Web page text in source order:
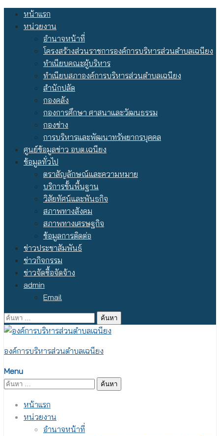
Skip หน้าแรก
หน่วยงาน
อำนาจหน้าที่
โครงสร้างส่วนราชการองค์การบริหารส่วนตำบลเฉนียง
ทำเนียบคณะผู้บริหาร
ทำเนียบสภาองค์การบริหารส่วนตำบลเฉนียง
สำนักปลัด
กองคลัง
กองการศึกษา ศาสนาและวัฒนธรรม
กองช่าง
การบริหารและพัฒนาทรัพยากรบุคคล
ศูนย์ข้อมูลข่าว อบต.เฉนียง
ข้อมูลทั่วไป
ตราสัญลักษณ์และความหมาย
บริการขั้นพื้นฐาน
วิสัยทัศน์และพันธกิจ
สภาพทางสังคม
สภาพทางเศรษฐกิจ
ข้อมูลการติดต่อ
ข่าวประชาสัมพันธ์
ข่าวกิจกรรม
ข่าวจัดซื้อจัดจ้าง
admin
Email
ค้นหา
สำหรับ:
องค์การบริหารส่วนตำบลเฉนียง
Menu
ค้นหา
หน้าแรก
หน่วยงาน
อำนาจหน้าที่